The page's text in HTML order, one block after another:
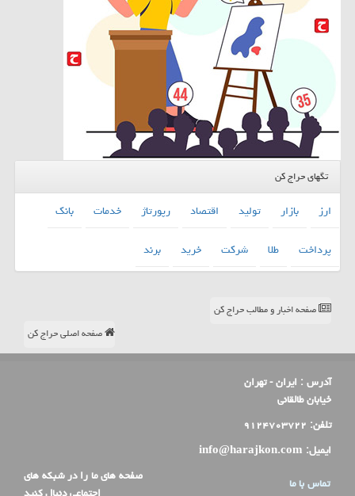
تگهای حراج کن
ارز بازار تولید اقتصاد رپورتاژ خدمات
بانك
پرداخت
طلا شركت خرید برند
صفحه اخبار و مطالب حراج کن
صفحه اصلی حراج کن
آدرس : ایران - تهران
خیابان طالقانی
تلفن: ۹۱۲۴۷۰۳۷۲۲
ایمیل: info@harajkon.com
تماس با ما
صفحه های ما را در شبکه های